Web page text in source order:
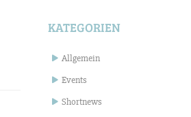
KATEGORIEN
Allgemein
Events
Shortnews